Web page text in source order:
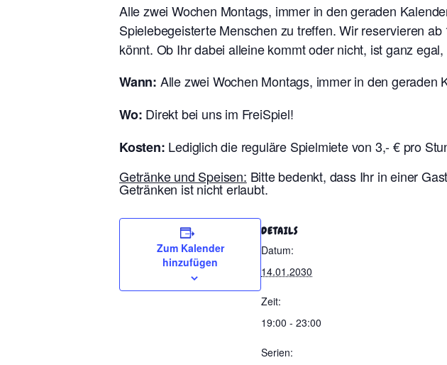
Alle zwei Wochen Montags, immer in den geraden
Spielebegeisterte Menschen zu treffen. Wir reservieren
könnt. Ob Ihr dabei alleine kommt oder nicht, ist ganz
Wann: Alle zwei Wochen Montags, immer in den geraden
Wo: Direkt bei uns im FreiSpiel!
Kosten: Lediglich die reguläre Spielmiete von 3,- € pro
Getränke und Speisen: Bitte bedenkt, dass Ihr in einer
Getränken ist nicht erlaubt.
Zum Kalender
hinzufügen
DETAILS
Datum:
14.01.2030
Zeit:
19:00 - 23:00
Serien: